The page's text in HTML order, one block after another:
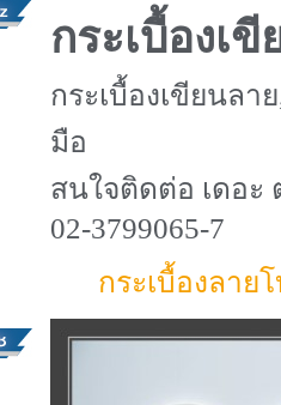
กระเบื้องเ
กระเบื้องเขียนลา
มือ
สนใจติดต่อ เดอะ
02-3799065-7
กระเบื้องลาย